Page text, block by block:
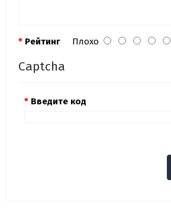
Рейтинг Плохо
Captcha
Введите код